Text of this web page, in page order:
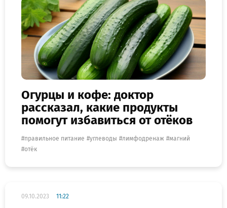
Огурцы и кофе: доктор
рассказал, какие продукты
помогут избавиться от отёков
правильное питание углеводы лимфодренаж
магний
отёк
09.10.2023 11:22